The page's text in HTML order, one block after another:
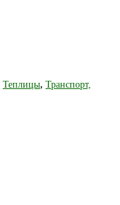
Теплицы, Транспорт,